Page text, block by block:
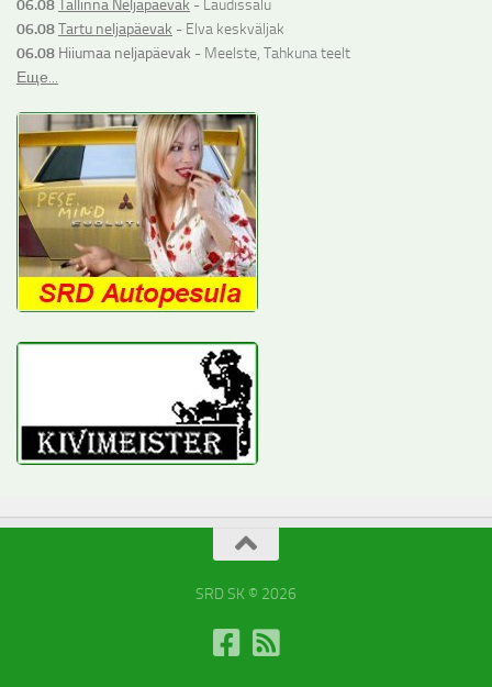
06.08Tallinna Neljapäevak - Laudissalu
06.08Tartu neljapäevak - Elva keskväljak
06.08 Hiiumaa neljapäevak - Meelste, Tahkuna teelt
Еще...
SRD SK © 2026